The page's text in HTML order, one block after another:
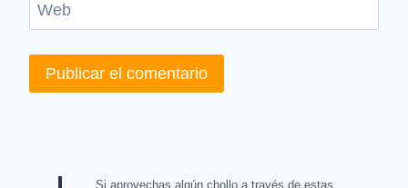
Web
Si aprovechas algún chollo a través de estas